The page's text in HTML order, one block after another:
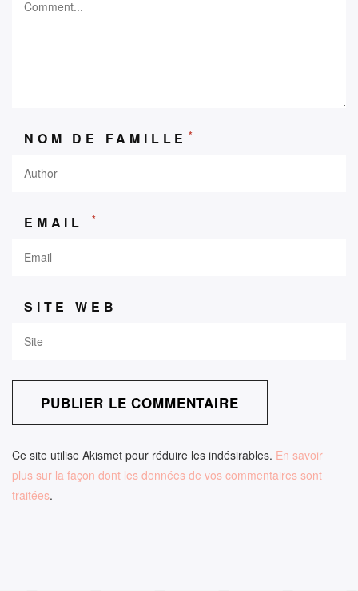
NOM DE FAMILLE *
EMAIL *
SITE WEB
Ce site utilise Akismet pour réduire les indésirables. En savoir
plus sur la façon dont les données de vos commentaires sont
traitées.